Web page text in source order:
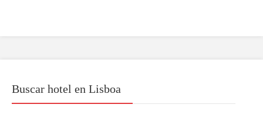
Buscar hotel en Lisboa